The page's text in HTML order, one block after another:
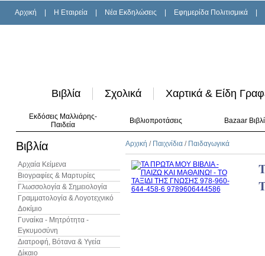
Αρχική H Εταιρεία Νέα Εκδηλώσεις Εφημερίδα Πολιτισμικά
Βιβλία Σχολικά Χαρτικά & Είδη
Εκδόσεις Μαλλιάρης-
Παιδεία
Βιβλιοπροτάσεις Bazaar
Βιβλία
Αρχαία Κείμενα
Βιογραφίες & Μαρτυρίες
Γλωσσολογία & Σημειολογία
Γραμματολογία & Λογοτεχνικό
Δοκίμιο
Γυναίκα - Μητρότητα -
Εγκυμοσύνη
Διατροφή, Βότανα & Υγεία
Δίκαιο
Αρχική / Παιχνίδια / Παιδαγωγικά